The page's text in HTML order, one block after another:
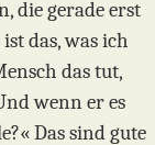
die gerade erst
das, was ich
das tut,
wenn er es
Das sind gute